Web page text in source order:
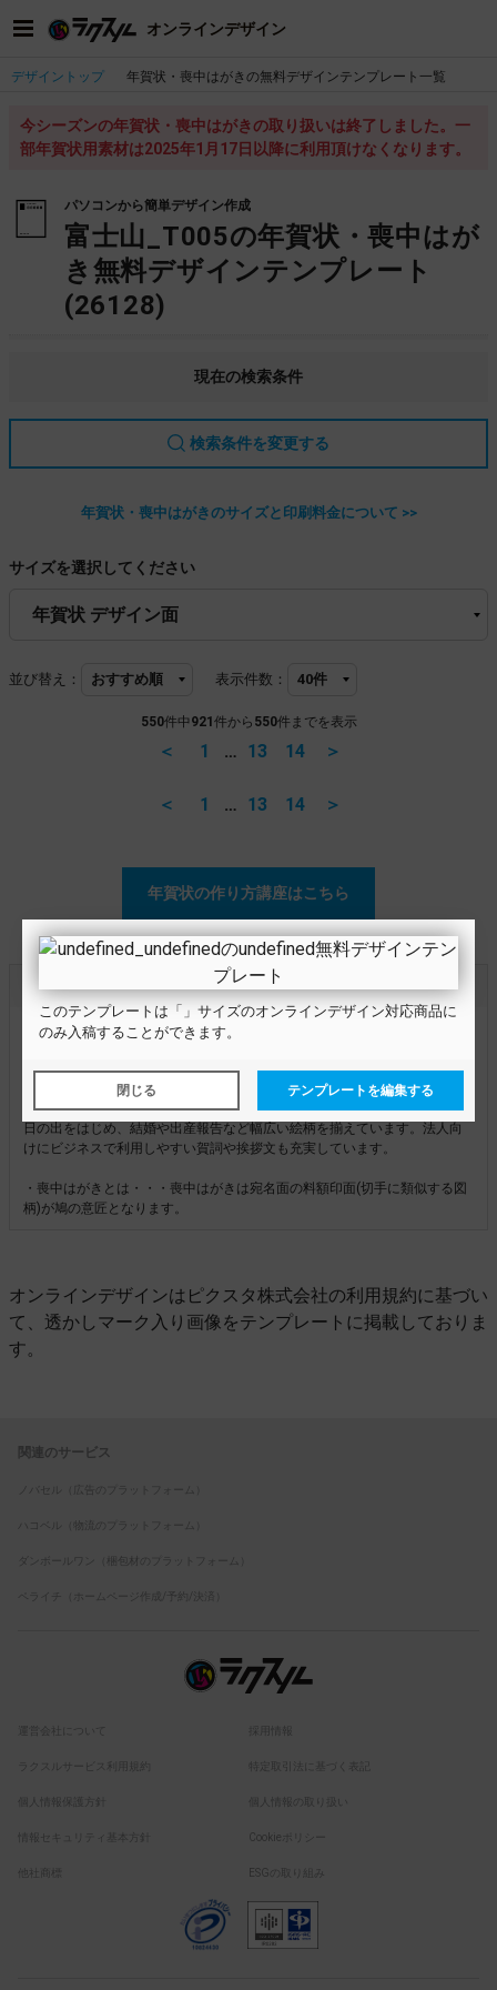
オンラインデザイン
デザイントップ 年賀状・喪中はがきの無料デザインテンプレート一覧
今シーズンの年賀状・喪中はがきの取り扱いは終了しました。一
部年賀状用素材は2025年1月17日以降に利用頂けなくなります。
パソコンから簡単デザイン作成
富士山_T005の年賀状・喪中はが
き無料デザインテンプレート
(26128)
現在の検索条件
検索条件を変更する
年賀状・喪中はがきのサイズと印刷料金について >>
サイズを選択してください
並び替え： 表示件数：
550件中921 件から 550件までを表示
＜ 1 … 13 14 ＞
＜ 1 … 13 14 ＞
年賀状の作り方講座はこちら
年賀状・喪中はがきのサイズ選びのポイント
年賀状・喪中はがきの用紙サイズは148×100mmで官製はがきと同じサイズ
・年賀状とは・・・年賀状の宛名面はお年玉付き年賀はがきになっていま
す。デザインテンプレートでは定番の干支のイラストや漢字、富士山や初
日の出をはじめ、結婚や出産報告など幅広い絵柄を揃えています。法人向
けにビジネスで利用しやすい賀詞や挨拶文も充実しています。
・喪中はがきとは・・・喪中はがきは宛名面の料額印面(切手に類似する図
柄)が鳩の意匠となります。
オンラインデザインはピクスタ株式会社の利用規約に基づい
て、透かしマーク入り画像をテンプレートに掲載しておりま
す。
このテンプレート は「」サイズのオンラインデザイン対応商品に
のみ入稿することができます。
閉じる テンプレートを編集する
関連のサービス
ペライチ（ホームページ作成/予約/決済）
採用情報
ラクスルサービス利用規約 特定取引法に基づく表記
個人情報保護方針 個人情報の取り扱い
情報セキュリティ基本方針 Cookieポリシー
他社商標 ESGの取り組み